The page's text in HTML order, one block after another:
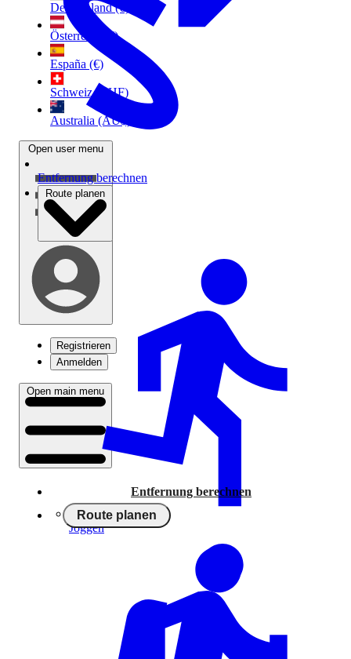
Deutschland (€)
Österreich (€)
España (€)
Schweiz (CHF)
Australia (AU$)
Open user menu
Registrieren
Anmelden
Open main menu
Entfernung berechnen
Route planen
Entfernung berechnen
Route planen
Joggen